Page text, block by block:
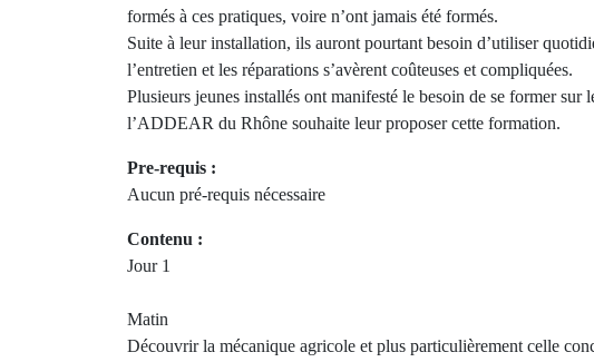
formés à ces pratiques, voire n’ont jamais été formés.
Suite à leur installation, ils auront pourtant besoin d’utiliser
l’entretien et les réparations s’avèrent coûteuses et compliquées.
Plusieurs jeunes installés ont manifesté le besoin de se former sur
l’ADDEAR du Rhône souhaite leur proposer cette formation.
Pre-requis :
Aucun pré-requis nécessaire
Contenu :
Jour 1
Matin
Découvrir la mécanique agricole et plus particulièrement celle